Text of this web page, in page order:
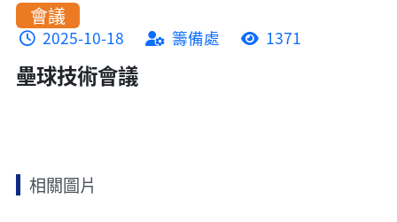
會議
2025-10-18 籌備處 1371
壘球技術會議
相關圖片